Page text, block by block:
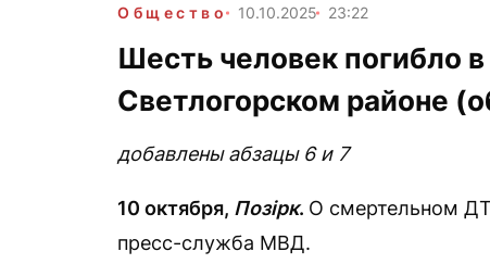
Общество 10.10.2025 23:22
Шесть человек погибло
Светлогорском районе
добавлены абзацы 6 и 7
10 октября, Позірк. О смертельном
пресс-служба МВД.